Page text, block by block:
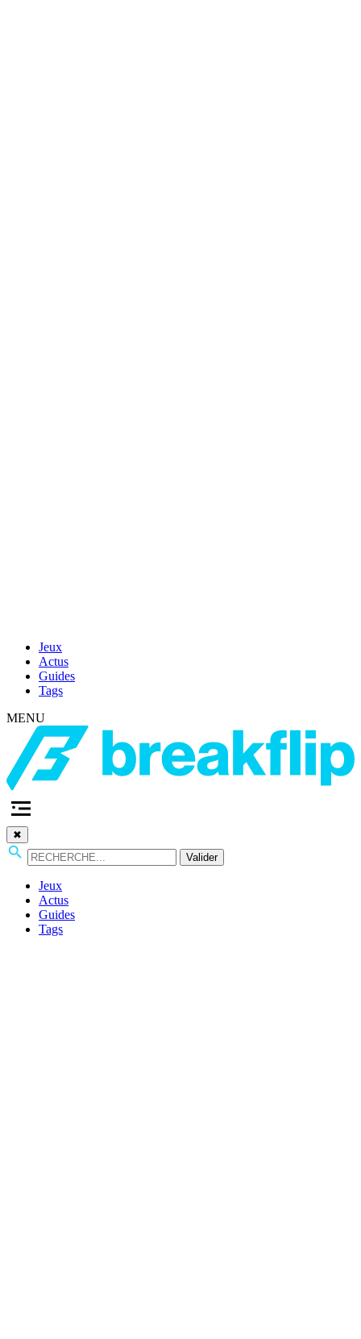
Jeux
Actus
Guides
Tags
MENU
✖
Valider
Jeux
Actus
Guides
Tags